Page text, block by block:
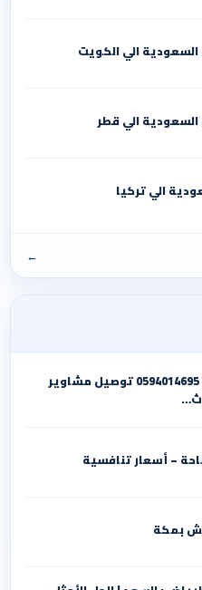
الي الكويت
الي قطر
الي تركيا
←
دباب نقل عفش جدة 0594014695 توصيل مشاوير
– أسعار تنافسية
بمكة